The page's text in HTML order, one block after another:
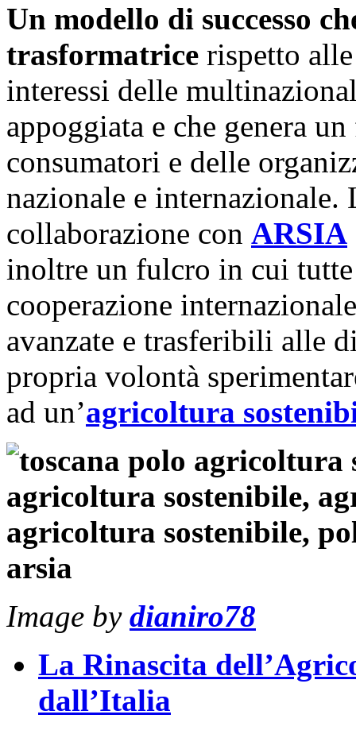
Un modello di successo
trasformatrice rispetto
interessi delle
appoggiata e che genera
consumatori e delle
nazionale e internazionale.
collaborazione con ARSIA
inoltre un fulcro in cui
cooperazione
avanzate e trasferibili alle
propria volontà
ad un’agricoltura
Image by dianiro78
La Rinascita
dall’Italia